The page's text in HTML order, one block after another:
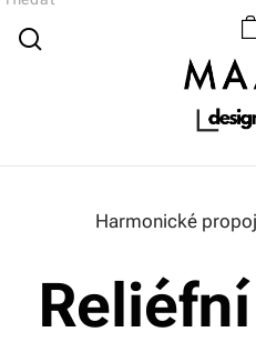
Harmonické